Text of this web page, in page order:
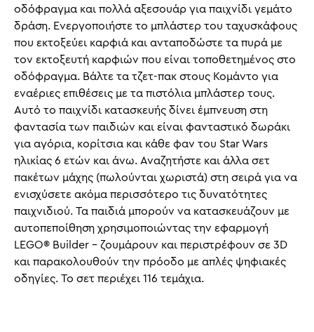
οδόφραγμα και πολλά αξεσουάρ για παιχνίδι γεμάτο
δράση. Ενεργοποιήστε το μπλάστερ του ταχυσκάφους
που εκτοξεύει καρφιά και ανταποδώστε τα πυρά με
τον εκτοξευτή καρφιών που είναι τοποθετημένος στο
οδόφραγμα. Βάλτε τα τζετ-πακ στους Κομάντο για
εναέριες επιθέσεις με τα πιστόλια μπλάστερ τους.
Αυτό το παιχνίδι κατασκευής δίνει έμπνευση στη
φαντασία των παιδιών και είναι φανταστικό δωράκι
για αγόρια, κορίτσια και κάθε φαν του Star Wars
ηλικίας 6 ετών και άνω. Αναζητήστε και άλλα σετ
πακέτων μάχης (πωλούνται χωριστά) στη σειρά για να
ενισχύσετε ακόμα περισσότερο τις δυνατότητες
παιχνιδιού. Τα παιδιά μπορούν να κατασκευάζουν με
αυτοπεποίθηση χρησιμοποιώντας την εφαρμογή
LEGO® Builder – ζουμάρουν και περιστρέφουν σε 3D
και παρακολουθούν την πρόοδο με απλές ψηφιακές
οδηγίες. Το σετ περιέχει 116 τεμάχια.